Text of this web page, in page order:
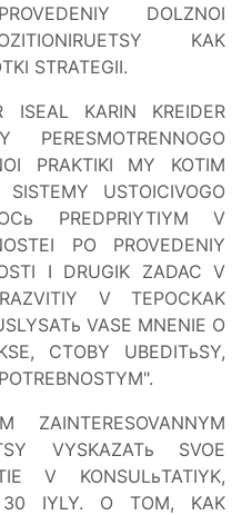
DOLZNOI
KAK
STRATEGII.
ISEAL KARIN KREIDER
PRAKTIKI MY KOTIM
USTOICIVOGO
PREDPRIYTIYM V
PO PROVEDENIY
I DRUGIK ZADAC V
V TEPOCKAK
VASE MNENIE O
CTOBY UBEDITьSY,
ZAINTERESOVANNYM
VYSKAZATь SVOE
V KONSULьTATIYK,
30 IYLY. O TOM, KAK